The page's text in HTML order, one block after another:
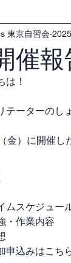
催
東京自習会
は！
テーターのし
金）に開催し
ムスケジュー
・作業内容
申込みはこち